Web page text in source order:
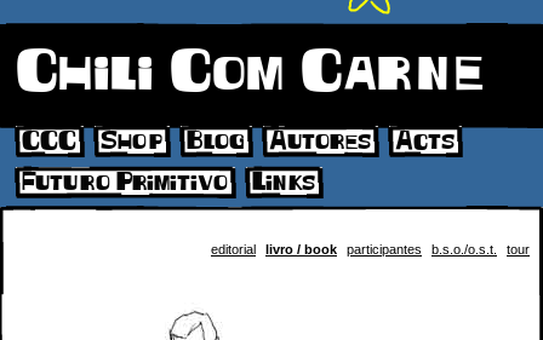
Chili Com Carne
CCC Shop Blog Autores
Acts
Futuro Primitivo
Links
editorial livro / book participantes b.s.o./o.s.t. tour